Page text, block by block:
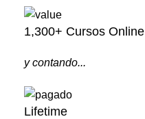
1,300+ Cursos Online
y contando...
Lifetime